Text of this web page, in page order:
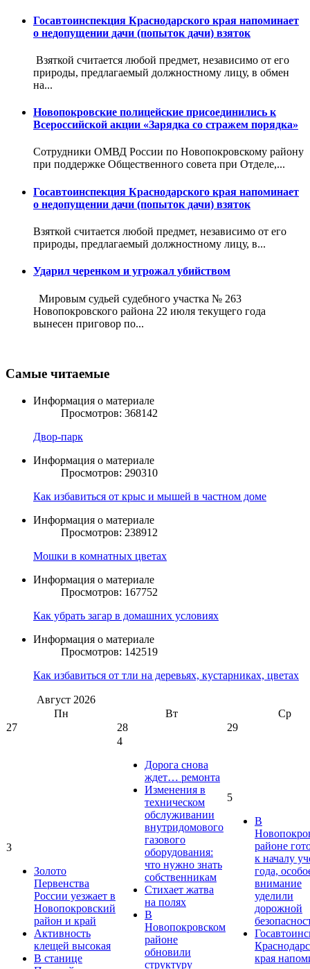
Госавтоинспекция Краснодарского края напоминает
о недопущении дачи (попыток дачи) взяток
Взяткой считается любой предмет, независимо от его
природы, предлагаемый должностному лицу, в обмен
на...
Новопокровские полицейские присоединились к
Всероссийской акции «Зарядка со стражем порядка»
Сотрудники ОМВД России по Новопокровскому району
при поддержке Общественного совета при Отделе,...
Госавтоинспекция Краснодарского края напоминает
о недопущении дачи (попыток дачи) взяток
Взяткой считается любой предмет, независимо от его
природы, предлагаемый должностному лицу, в...
Ударил черенком и угрожал убийством
Мировым судьей судебного участка № 263
Новопокровского района 22 июля текущего года
вынесен приговор по...
Самые читаемые
Информация о материале
Просмотров: 368142
Двор-парк
Информация о материале
Просмотров: 290310
Как избавиться от крыс и мышей в частном доме
Информация о материале
Просмотров: 238912
Мошки в комнатных цветах
Информация о материале
Просмотров: 167752
Как убрать загар в домашних условиях
Информация о материале
Просмотров: 142519
Как избавиться от тли на деревьях, кустарниках, цветах
Август 2026
Пн
Вт
Ср
27
28 29
3
Золото
Первенства
России уезжает в
Новопокровский
район и край
Активность
клещей высокая
В станице
4
Дорога снова
ждет… ремонта
Изменения в
техническом
обслуживании
внутридомового
газового
оборудования:
что нужно знать
собственникам
Стихает жатва
на полях
В
Новопокровском
районе
обновили
структуру
5
В
районе
к началу
года,
внимание
уделили
дорожной
края